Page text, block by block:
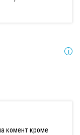
комент кроме